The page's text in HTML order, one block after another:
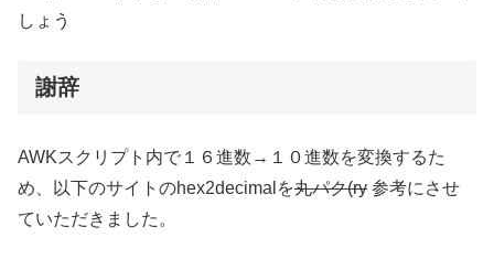
しょう
謝辞
AWKスクリプト内で１６進数→１０進数を変換するた
め、以下のサイトのhex2decimalを丸パク(ry 参考にさせ
ていただきました。